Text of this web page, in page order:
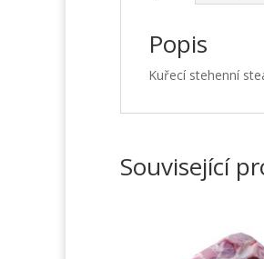
Popis
Kuřecí stehenní
Související